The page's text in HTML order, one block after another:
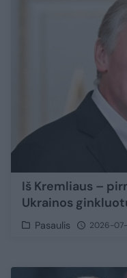
Iš Kremliaus –
Ukrainos
Pasaulis 2026-